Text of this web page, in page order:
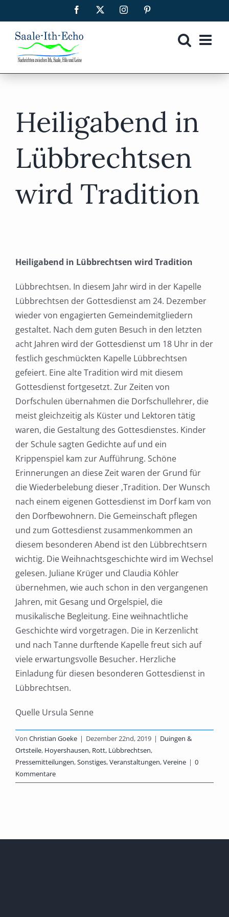
Inhalt
springen
Facebook Instagram
Heiligabend in
Lübbrechtsen
wird Tradition
Heiligabend in Lübbrechtsen wird Tradition
Lübbrechtsen. In diesem Jahr wird in der Kapelle
Lübbrechtsen der Gottesdienst am 24. Dezember
wieder von engagierten Gemeindemitgliedern
gestaltet. Nach dem guten Besuch in den letzten
acht Jahren wird der Gottesdienst um 18 Uhr in der
festlich geschmückten Kapelle Lübbrechtsen
gefeiert. Eine alte Tradition wird mit diesem
Gottesdienst fortgesetzt. Zur Zeiten von
Dorfschulen übernahmen die Dorfschullehrer, die
meist gleichzeitig als Küster und Lektoren tätig
waren, die Gestaltung des Gottesdienstes. Kinder
der Schule sagten Gedichte auf und ein
Krippenspiel kam zur Aufführung. Schöne
Erinnerungen an diese Zeit waren der Grund für
die Wiederbelebung dieser ‚Tradition. Der Wunsch
nach einem eigenen Gottesdienst im Dorf kam von
den Dorfbewohnern. Die Gemeinschaft pflegen
und zum Gottesdienst zusammenkommen an
diesem besonderen Abend ist den Lübbrechtsern
wichtig. Die Weihnachtsgeschichte wird im Wechsel
gelesen. Juliane Krüger und Claudia Köhler
übernehmen, wie auch schon in den vergangenen
Jahren, mit Gesang und Orgelspiel, die
musikalische Begleitung. Eine weihnachtliche
Geschichte wird vorgetragen. Die in Kerzenlicht
und nach Tanne durftende Kapelle freut sich auf
viele erwartungsvolle Besucher. Herzliche
Einladung für diesen besonderen Gottesdienst in
Lübbrechtsen.
Quelle Ursula Senne
Von Christian Goeke | Dezember 22nd, 2019 | Duingen &
Ortsteile, Hoyershausen, Rott, Lübbrechtsen,
Pressemitteilungen,Sonstiges,Veranstaltungen,Vereine | 0
Kommentare